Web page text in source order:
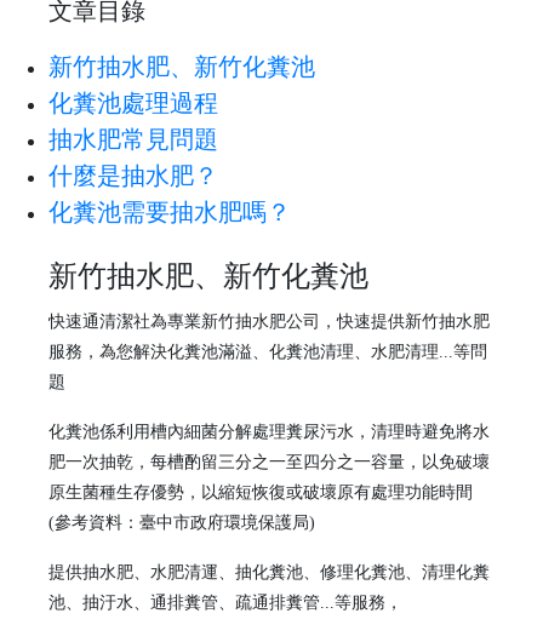
文章目錄
新竹抽水肥、新竹化糞池
化糞池處理過程
抽水肥常見問題
什麼是抽水肥？
化糞池需要抽水肥嗎？
新竹抽水肥、新竹化糞池
快速通清潔社為專業新竹抽水肥公司，快速提供新竹抽水肥
服務，為您解決化糞池滿溢、化糞池清理、水肥清理...等問
題
化糞池係利用槽內細菌分解處理糞尿污水，清理時避免將水
肥一次抽乾，每槽酌留三分之一至四分之一容量，以免破壞
原生菌種生存優勢，以縮短恢復或破壞原有處理功能時間
(參考資料：臺中市政府環境保護局)
提供抽水肥、水肥清運、抽化糞池、修理化糞池、清理化糞
池、抽汙水、通排糞管、疏通排糞管...等服務，